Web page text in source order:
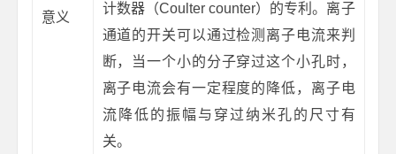
意义
计数器（Coulter counter）的专利。离子
通道的开关可以通过检测离子电流来判
断，当一个小的分子穿过这个小孔时，
离子电流会有一定程度的降低，离子电
流降低的振幅与穿过纳米孔的尺寸有
关。